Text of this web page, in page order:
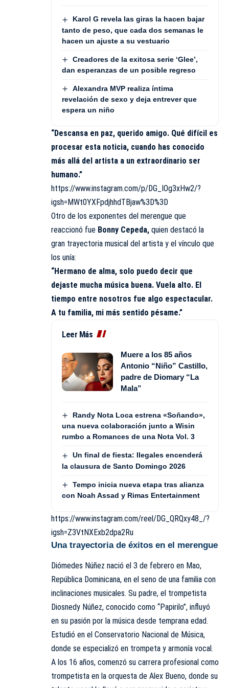
Karol G revela las giras la hacen bajar
tanto de peso, que cada dos semanas le
hacen un ajuste a su vestuario
Creadores de la exitosa serie ‘Glee’,
dan esperanzas de un posible regreso
Alexandra MVP realiza íntima
revelación de sexo y deja entrever que
espera un niño
“Descansa en paz, querido amigo. Qué difícil es
procesar esta noticia, cuando has conocido
más allá del artista a un extraordinario ser
humano.”
https://www.instagram.com/p/DG_IOg3xHw2/?
igsh=MWt0YXFpdjhhdTBjaw%3D%3D
Otro de los exponentes del merengue que
reaccionó fue Bonny Cepeda, quien destacó la
gran trayectoria musical del artista y el vínculo que
los unía:
“Hermano de alma, solo puedo decir que
dejaste mucha música buena. Vuela alto. El
tiempo entre nosotros fue algo espectacular.
A tu familia, mi más sentido pésame.”
Leer Más
Muere a los 85 años
Antonio “Niño” Castillo,
padre de Diomary “La
Mala”
Randy Nota Loca estrena «Soñando»,
una nueva colaboración junto a Wisin
rumbo a Romances de una Nota Vol. 3
Un final de fiesta: Ilegales encenderá
la clausura de Santo Domingo 2026
Tempo inicia nueva etapa tras alianza
con Noah Assad y Rimas Entertainment
https://www.instagram.com/reel/DG_QRQxy48_/?
igsh=Z3VtNXExb2dpa2Ru
Una trayectoria de éxitos en el merengue
Diómedes Núñez nació el 3 de febrero en Mao,
República Dominicana, en el seno de una familia con
inclinaciones musicales. Su padre, el trompetista
Diosnedy Núñez, conocido como “Papirilo”, influyó
en su pasión por la música desde temprana edad.
Estudió en el Conservatorio Nacional de Música,
donde se especializó en trompeta y armonía vocal.
A los 16 años, comenzó su carrera profesional como
trompetista en la orquesta de Alex Bueno, donde su